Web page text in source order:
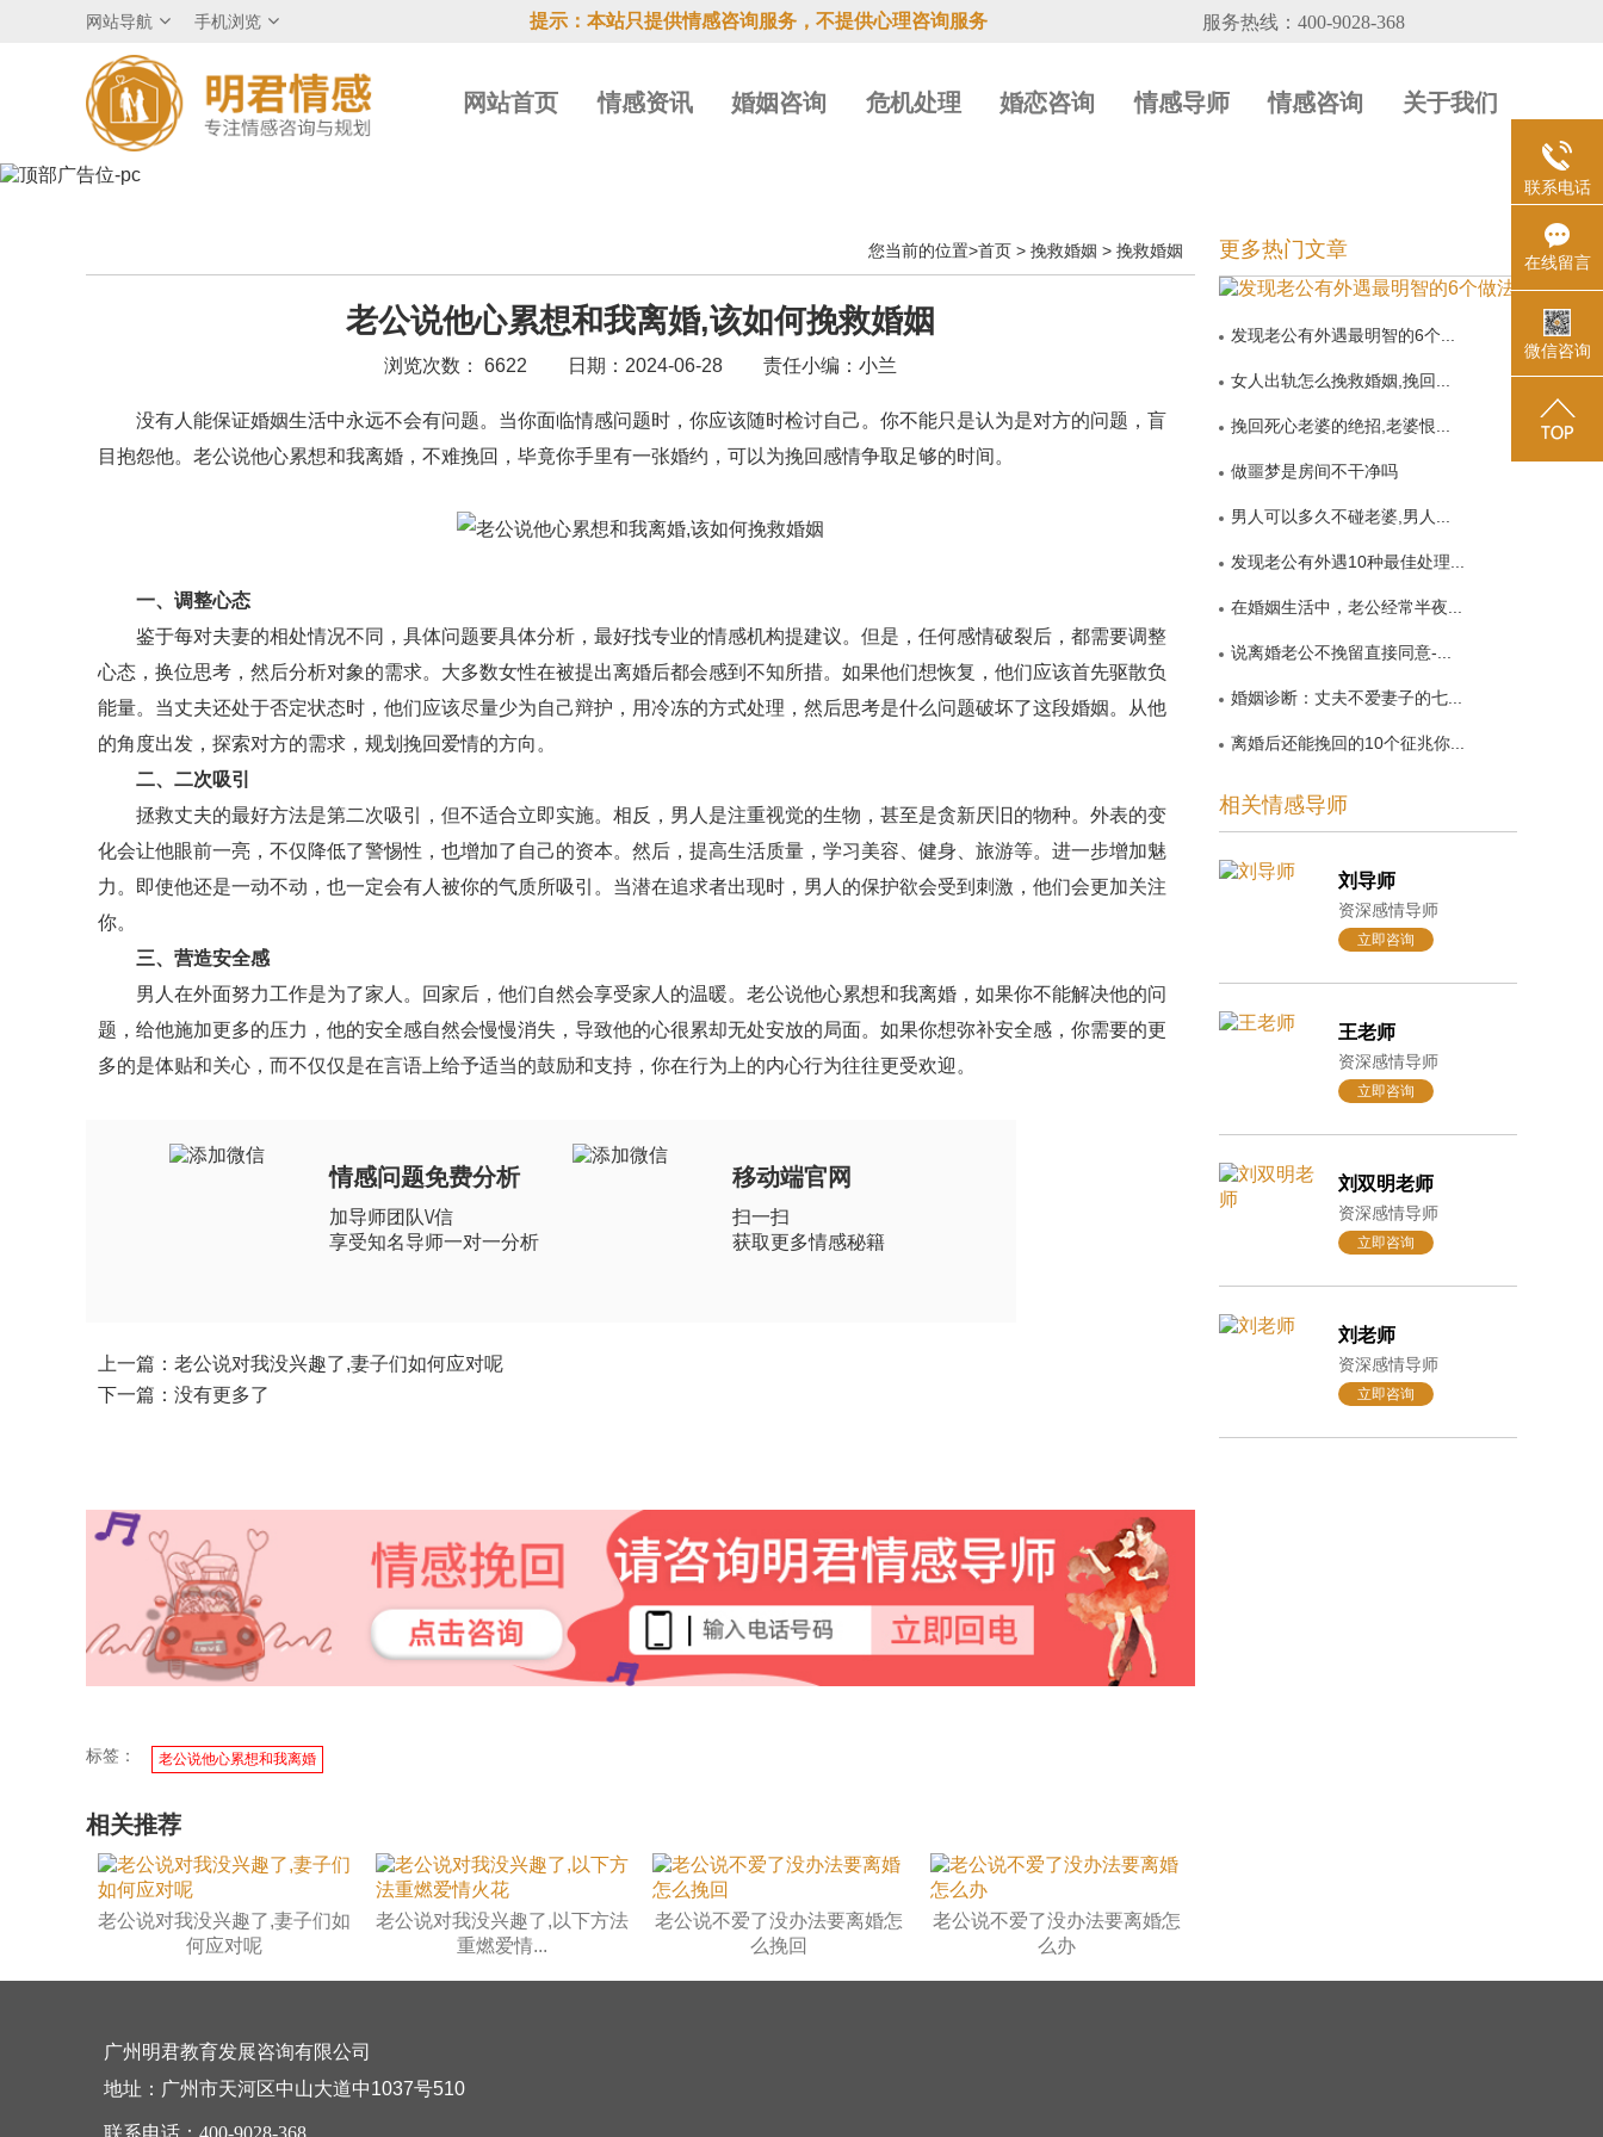
提示：本站只提供情感咨询服务，不提供心理咨询服务
网站导航 手机浏览
网站首页 情感资讯 婚姻咨询 危机处理 婚恋咨询 情感导师 情感咨询 关于我们
您当前的位置>首页 > 挽救婚姻 > 挽救婚姻
老公说他心累想和我离婚,该如何挽救婚姻
浏览次数： 6622 日期：2024-06-28 责任小编：小兰
没有人能保证婚姻生活中永远不会有问题。当你面临情感问题时，你应该随时检讨自己。你不能只是认为是对方的问题，盲
目抱怨他。老公说他心累想和我离婚，不难挽回，毕竟你手里有一张婚约，可以为挽回感情争取足够的时间。
一、调整心态
鉴于每对夫妻的相处情况不同，具体问题要具体分析，最好找专业的情感机构提建议。但是，任何感情破裂后，都需要调整
心态，换位思考，然后分析对象的需求。大多数女性在被提出离婚后都会感到不知所措。如果他们想恢复，他们应该首先驱散负
能量。当丈夫还处于否定状态时，他们应该尽量少为自己辩护，用冷冻的方式处理，然后思考是什么问题破坏了这段婚姻。从他
的角度出发，探索对方的需求，规划挽回爱情的方向。
二、二次吸引
拯救丈夫的最好方法是第二次吸引，但不适合立即实施。相反，男人是注重视觉的生物，甚至是贪新厌旧的物种。外表的变
化会让他眼前一亮，不仅降低了警惕性，也增加了自己的资本。然后，提高生活质量，学习美容、健身、旅游等。进一步增加魅
力。即使他还是一动不动，也一定会有人被你的气质所吸引。当潜在追求者出现时，男人的保护欲会受到刺激，他们会更加关注
你。
三、营造安全感
男人在外面努力工作是为了家人。回家后，他们自然会享受家人的温暖。老公说他心累想和我离婚，如果你不能解决他的问
题，给他施加更多的压力，他的安全感自然会慢慢消失，导致他的心很累却无处安放的局面。如果你想弥补安全感，你需要的更
多的是体贴和关心，而不仅仅是在言语上给予适当的鼓励和支持，你在行为上的内心行为往往更受欢迎。
情感问题免费分析
加导师团队\/信
享受知名导师一对一分析
移动端官网
扫一扫
获取更多情感秘籍
上一篇：老公说对我没兴趣了,妻子们如何应对呢
下一篇：没有更多了
标签： 老公说他心累想和我离婚
相关推荐
老公说对我没兴趣了,妻子们如
何应对呢
老公说对我没兴趣了,以下方法
重燃爱情...
老公说不爱了没办法要离婚怎
么挽回
老公说不爱了没办法要离婚怎
么办
更多热门文章
发现老公有外遇最明智的6个...
女人出轨怎么挽救婚姻,挽回...
挽回死心老婆的绝招,老婆恨...
做噩梦是房间不干净吗
男人可以多久不碰老婆,男人...
发现老公有外遇10种最佳处理...
在婚姻生活中，老公经常半夜...
说离婚老公不挽留直接同意-...
婚姻诊断：丈夫不爱妻子的七...
离婚后还能挽回的10个征兆你...
相关情感导师
刘导师
资深感情导师
立即咨询
王老师
资深感情导师
立即咨询
刘双明老师
资深感情导师
立即咨询
刘老师
资深感情导师
立即咨询
广州明君教育发展咨询有限公司
地址：广州市天河区中山大道中1037号510
联系电话
在线留言
微信咨询